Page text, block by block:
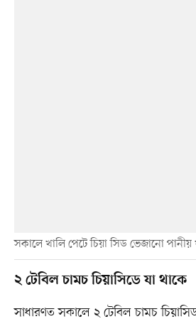
সকালে খালি পেটে চিয়া সিড ভেজানো পানীয়
২ টেবিল চামচ চিয়াসিডে যা থাকে
সাধারণত সকালে ২ টেবিল চামচ